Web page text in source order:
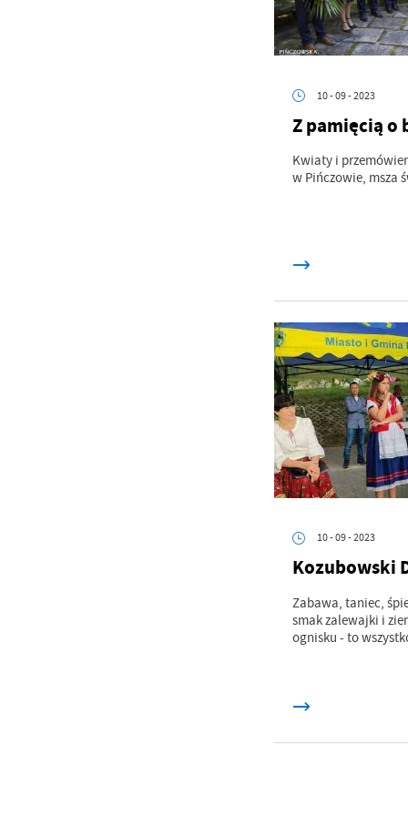
10 - 09 - 2023
Z pamięcią o
Kwiaty i
w Pińczowie, msza
10 - 09 - 2023
Kozubowski
Zabawa, taniec,
smak zalewajki i
ognisku - to